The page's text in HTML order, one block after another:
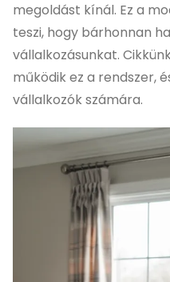
megoldást kínál. Ez a
teszi, hogy bárhonnan
vállalkozásunkat.
működik ez a rendszer,
vállalkozók számára.